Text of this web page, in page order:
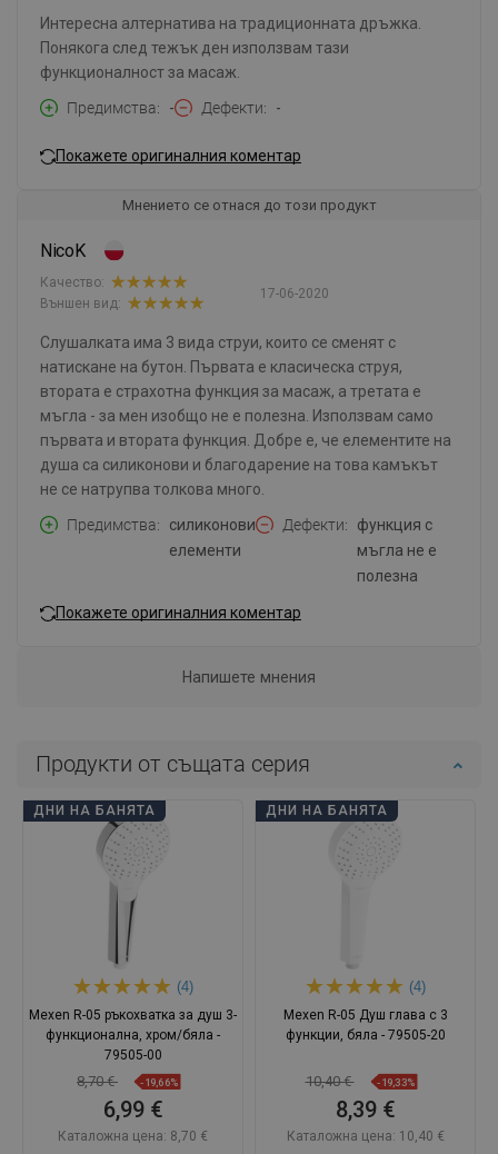
Интересна алтернатива на традиционната дръжка.
Понякога след тежък ден използвам тази
функционалност за масаж.
Предимства
- Дефекти -
Покажете оригиналния коментар
Мнението се отнася до този продукт
NicoK
17-06-2020
Качество:
Външен вид:
Слушалката има 3 вида струи, които се сменят с
натискане на бутон. Първата е класическа струя,
втората е страхотна функция за масаж, а третата е
мъгла - за мен изобщо не е полезна. Използвам само
първата и втората функция. Добре е, че елементите на
душа са силиконови и благодарение на това камъкът
не се натрупва толкова много.
Предимства
силиконови
елементи
Дефекти
функция с
мъгла не е
полезна
Покажете оригиналния коментар
Напишете мнения
Продукти от същата серия
ДНИ НА БАНЯТА
(4)
Mexen R-05 ръкохватка за душ 3-
функционална, хром/бяла -
79505-00
8,70 € -19,66%
6,99 €
Каталожна цена: 8,70 €
ДНИ НА БАНЯТА
(4)
Mexen R-05 Душ глава с 3
функции, бяла - 79505-20
10,40 € -19,33%
8,39 €
Каталожна цена: 10,40 €